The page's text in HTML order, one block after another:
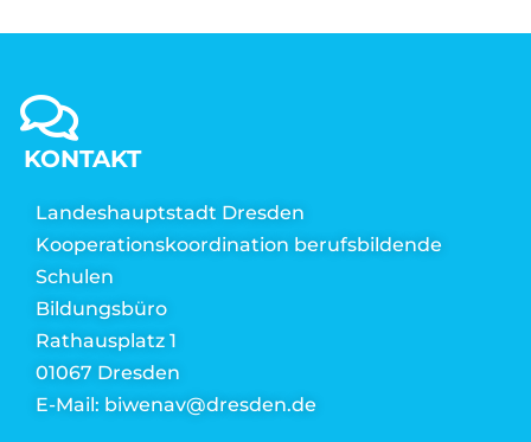
KONTAKT
Landeshauptstadt Dresden
Kooperationskoordination berufsbildende
Schulen
Bildungsbüro
Rathausplatz 1
01067 Dresden
E-Mail: biwenav@dresden.de